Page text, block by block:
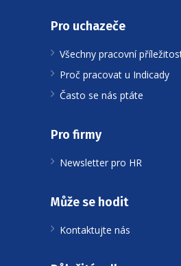
Pro uchazeče
Všechny pracovní
Proč pracovat u Indicady
Často se nás ptáte
Pro firmy
Newsletter pro HR
Může se hodit
Kontaktujte nás